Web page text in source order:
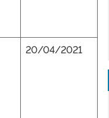
20/04/2021